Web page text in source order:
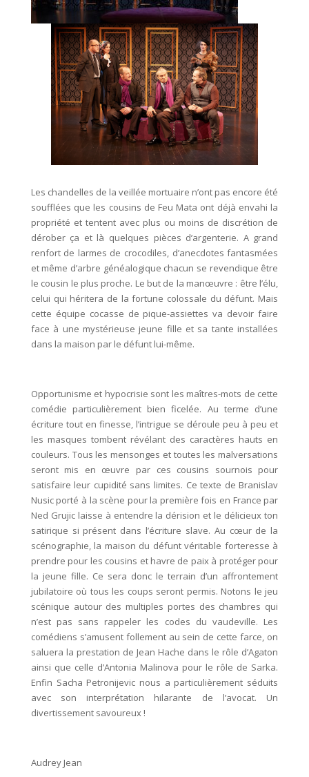
Les chandelles de la veillée mortuaire n’ont pas encore été
soufflées que les cousins de Feu Mata ont déjà envahi la
propriété et tentent avec plus ou moins de discrétion de
dérober ça et là quelques pièces d’argenterie. A grand
renfort de larmes de crocodiles, d’anecdotes fantasmées
et même d’arbre généalogique chacun se revendique être
le cousin le plus proche. Le but de la manœuvre : être l’élu,
celui qui héritera de la fortune colossale du défunt. Mais
cette équipe cocasse de pique-assiettes va devoir faire
face à une mystérieuse jeune fille et sa tante installées
dans la maison par le défunt lui-même.
Opportunisme et hypocrisie sont les maîtres-mots de cette
comédie particulièrement bien ficelée. Au terme d’une
écriture tout en finesse, l’intrigue se déroule peu à peu et
les masques tombent révélant des caractères hauts en
couleurs. Tous les mensonges et toutes les malversations
seront mis en œuvre par ces cousins sournois pour
satisfaire leur cupidité sans limites. Ce texte de Branislav
Nusic porté à la scène pour la première fois en France par
Ned Grujic laisse à entendre la dérision et le délicieux ton
satirique si présent dans l’écriture slave. Au cœur de la
scénographie, la maison du défunt véritable forteresse à
prendre pour les cousins et havre de paix à protéger pour
la jeune fille. Ce sera donc le terrain d’un affrontement
jubilatoire où tous les coups seront permis. Notons le jeu
scénique autour des multiples portes des chambres qui
n’est pas sans rappeler les codes du vaudeville. Les
comédiens s’amusent follement au sein de cette farce, on
saluera la prestation de Jean Hache dans le rôle d’Agaton
ainsi que celle d’Antonia Malinova pour le rôle de Sarka.
Enfin Sacha Petronijevic nous a particulièrement séduits
avec son interprétation hilarante de l’avocat. Un
divertissement savoureux !
Audrey Jean